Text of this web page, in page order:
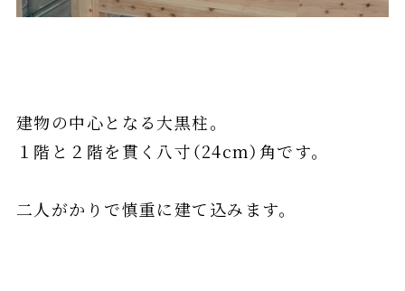
建物の中心となる大黒柱。
１階と２階を貫く八寸（24cm）角です。
二人がかりで慎重に建て込みます。